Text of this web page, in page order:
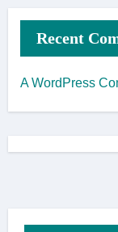
Recent
A WordPress